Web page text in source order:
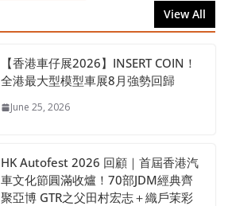
View All
【香港車仔展2026】INSERT COIN！
全港最大型模型車展8月強勢回歸
June 25, 2026
HK Autofest 2026 回顧｜首屆香港汽
車文化節圓滿收爐！70部JDM經典齊
聚亞博 GTR之父田村宏志＋織戶茉彩